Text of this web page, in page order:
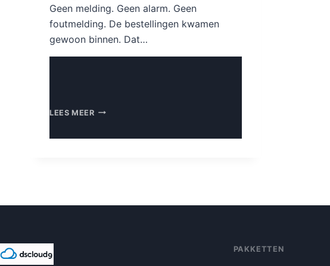
Geen melding. Geen alarm. Geen
foutmelding. De bestellingen kwamen
gewoon binnen. Dat…
LEES MEERBETAALGEGEVENS
PAKKETTEN